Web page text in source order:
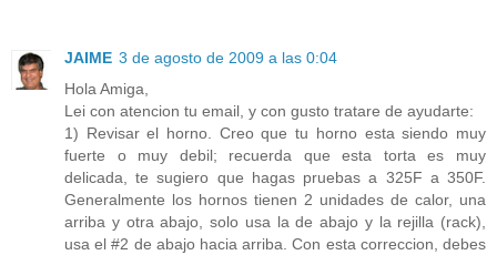
JAIME 3 de agosto de 2009 a las 0:04
Hola Amiga,
Lei con atencion tu email, y con gusto tratare de ayudarte:
1) Revisar el horno. Creo que tu horno esta siendo muy
fuerte o muy debil; recuerda que esta torta es muy
delicada, te sugiero que hagas pruebas a 325F a 350F.
Generalmente los hornos tienen 2 unidades de calor, una
arriba y otra abajo, solo usa la de abajo y la rejilla (rack),
usa el #2 de abajo hacia arriba. Con esta correccion, debes